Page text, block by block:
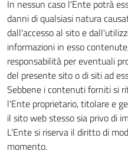
In nessun caso l'Ente potrà
danni di qualsiasi natura
dall'accesso al sito e
informazioni in esso
responsabilità per eventuali
del presente sito o di siti ad
Sebbene i contenuti forniti si
l'Ente proprietario, titolare e
il sito web stesso sia privo di
L'Ente si riserva il diritto di
momento.